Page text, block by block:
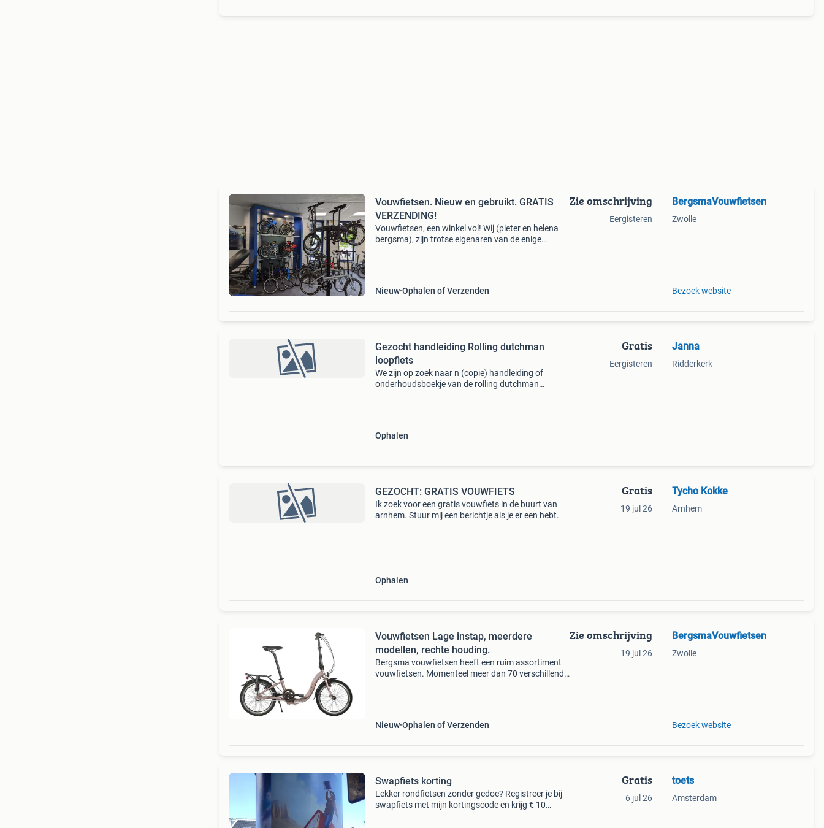
Vouwfietsen. Nieuw en gebruikt. GRATIS
VERZENDING!
Vouwfietsen, een winkel vol! Wij (pieter en helena
bergsma), zijn trotse eigenaren van de enige
Nieuw Ophalen of Verzenden
Zie omschrijving
Eergisteren
BergsmaVouwfietsen
Zwolle
Bezoek website
Gezocht handleiding Rolling dutchman
loopfiets
We zijn op zoek naar n (copie) handleiding of
onderhoudsboekje van de rolling dutchman
Ophalen
Gratis
Eergisteren
Janna
Ridderkerk
GEZOCHT: GRATIS VOUWFIETS
Ik zoek voor een gratis vouwfiets in de buurt van
arnhem. Stuur mij een berichtje als je er een hebt.
Ophalen
Gratis
19 jul 26
Tycho Kokke
Arnhem
Vouwfietsen Lage instap, meerdere
modellen, rechte houding.
Bergsma vouwfietsen heeft een ruim assortiment
vouwfietsen. Momenteel meer dan 70 verschillende
Nieuw Ophalen of Verzenden
Zie omschrijving
19 jul 26
BergsmaVouwfietsen
Zwolle
Bezoek website
Swapfiets korting
Lekker rondfietsen zonder gedoe? Registreer je bij
swapfiets met mijn kortingscode en krijg € 10
Gratis
6 jul 26
toets
Amsterdam